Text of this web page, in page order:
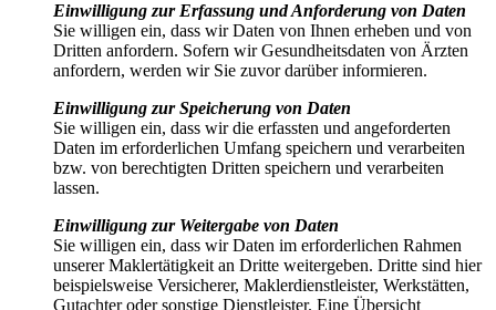
Einwilligung zur Erfassung und Anforderung von Daten
Sie willigen ein, dass wir Daten von Ihnen erheben und von
Dritten anfordern. Sofern wir Gesundheitsdaten von Ärzten
anfordern, werden wir Sie zuvor darüber informieren.
Einwilligung zur Speicherung von Daten
Sie willigen ein, dass wir die erfassten und angeforderten
Daten im erforderlichen Umfang speichern und verarbeiten
bzw. von berechtigten Dritten speichern und verarbeiten
lassen.
Einwilligung zur Weitergabe von Daten
Sie willigen ein, dass wir Daten im erforderlichen Rahmen
unserer Maklertätigkeit an Dritte weitergeben. Dritte sind hier
beispielsweise Versicherer, Maklerdienstleister, Werkstätten,
Gutachter oder sonstige Dienstleister. Eine Übersicht